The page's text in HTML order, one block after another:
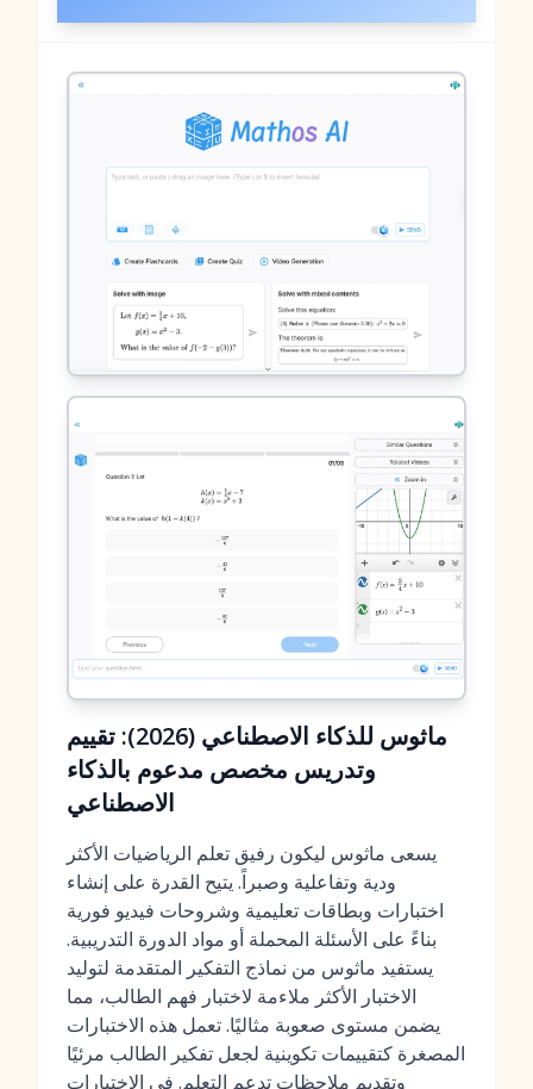
ماثوس للذكاء الاصطناعي (2026): تقييم
وتدريس مخصص مدعوم بالذكاء
الاصطناعي
يسعى ماثوس ليكون رفيق تعلم الرياضيات الأكثر
ودية وتفاعلية وصبراً. يتيح القدرة على إنشاء
اختبارات وبطاقات تعليمية وشروحات فيديو فورية
بناءً على الأسئلة المحملة أو مواد الدورة التدريبية.
يستفيد ماثوس من نماذج التفكير المتقدمة لتوليد
الاختبار الأكثر ملاءمة لاختبار فهم الطالب، مما
يضمن مستوى صعوبة مثاليًا. تعمل هذه الاختبارات
المصغرة كتقييمات تكوينية لجعل تفكير الطالب مرئيًا
وتقديم ملاحظات تدعم التعلم. في الاختبارات